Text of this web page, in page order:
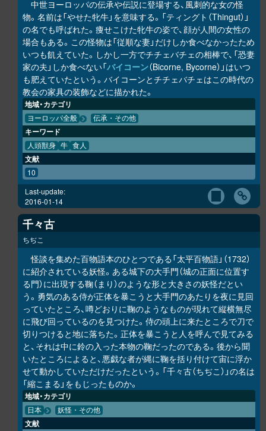
中世ヨーロッパの伝承や伝説に登場する、風刺的な女の怪
物。名前は「やせた牝牛」を意味する。「ティングト（Thingut）」
の名でも呼ばれた。痩せこけた牝牛の姿で、顔が人間の女性の
場合もある。この怪物は「従順な妻」だけしか食べなかったため
いつも飢えていた。しかし一方でチチェバチェの相棒で、「恐妻
家の夫」しか食べない「バイコーン（Bicorne, Bycorne）」はいつ
も肥えていたという。バイコーンとチチェバチェはこの時代の
教会の家具の装飾などに描かれた。
地域・カテゴリ
ヨーロッパ全般 伝承・その他
キーワード
人頭獣身 牛 食人
文献
10
Last-update:
2016-01-14
千々古
ちぢこ
怪談を集めた百物語本のひとつである「太平百物語」（1732）
に紹介されている妖怪。ある城下の大手門（城の正面に位置す
る門）に出現する鞠（まり）のような形と大きさの妖怪だとい
う。勇気のある侍が正体を暴こうと大手門のあたりを夜に見回
っていたところ、噂どおりに鞠のようなものが現れて縦横無尽
に飛び回っているのを見つけた。侍の頭上に来たところで刀で
切りつけると地に落ちた。正体を暴こうと人を呼んで見てみる
と、それは中に鈴の入った本物の鞠だったのである。後から聞
いたところによると、悪戯な者が縄に鞠を括り付けて宙に浮か
せて動かしていただけだったという。「千々古（ちぢこ）」の名は
「縮こまる」をもじったものか。
地域・カテゴリ
日本 妖怪・その他
文献